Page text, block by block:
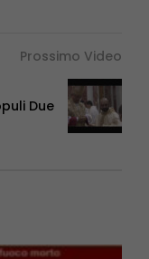
Prossimo Video
Due